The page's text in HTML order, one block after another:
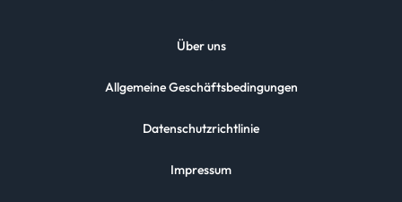
Über uns
Allgemeine Geschäftsbedingungen
Datenschutzrichtlinie
Impressum